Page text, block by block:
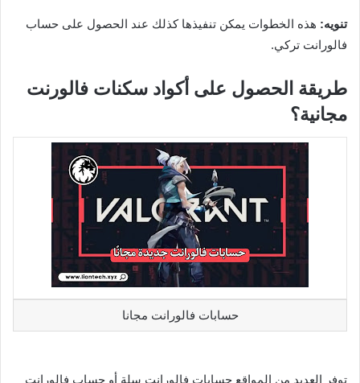
تنويه: هذه الخطوات يمكن تنفيذها كذلك عند الحصول على حساب
فالورانت تركي.
طريقة الحصول على أكواد سكنات فالورنت
مجانية؟
حسابات فالورانت مجانا
توفر العديد من المواقع حسابات فالورانت سلة أو حساب فالورانت